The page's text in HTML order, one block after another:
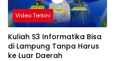
Video Terkini
Kuliah S3 Informatika Bisa
di Lampung Tanpa Harus
ke Luar Daerah